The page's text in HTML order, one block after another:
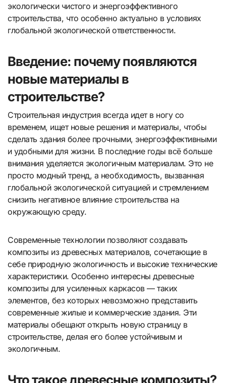
экологически чистого и энергоэффективного
строительства, что особенно актуально в условиях
глобальной экологической ответственности.
Введение: почему появляются
новые материалы в
строительстве?
Строительная индустрия всегда идет в ногу со
временем, ищет новые решения и материалы, чтобы
сделать здания более прочными, энергоэффективными
и удобными для жизни. В последние годы всё больше
внимания уделяется экологичным материалам. Это не
просто модный тренд, а необходимость, вызванная
глобальной экологической ситуацией и стремлением
снизить негативное влияние строительства на
окружающую среду.
Современные технологии позволяют создавать
композиты из древесных материалов, сочетающие в
себе природную экологичность и высокие технические
характеристики. Особенно интересны древесные
композиты для усиленных каркасов — таких
элементов, без которых невозможно представить
современные жилые и коммерческие здания. Эти
материалы обещают открыть новую страницу в
строительстве, делая его более устойчивым и
экологичным.
Что такое древесные композиты?